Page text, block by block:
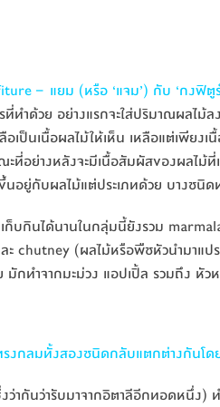
– แยม (หรือ ‘แจม’) กับ ‘กงฟิตูร์
ที่ทำด้วย อย่างแรกจะใส่ปริมาณผลไม้
อเป็นเนื้อผลไม้ให้เห็น เหลือแต่เพียง
ะที่อย่างหลังจะมีเนื้อสัมผัสของผลไม้
อยู่กับผลไม้แต่ประเภทด้วย บางชนิด
ก็บกินได้นานในกลุ่มนี้ยังรวม
ะ chutney (ผลไม้หรือพืชหัวนำมาแป
มักทำจากมะม่วง แอปเปิ้ล รวมถึง หัว
งกลมทั้งสองชนิดกลับแตกต่างกันโด
ากันว่ารับมาจากอิตาลีอีกทอดหนึ่ง)